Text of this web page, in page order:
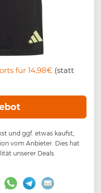
für 14,98€ (statt
und ggf. etwas kaufst,
vom Anbieter. Dies hat
unserer Deals.